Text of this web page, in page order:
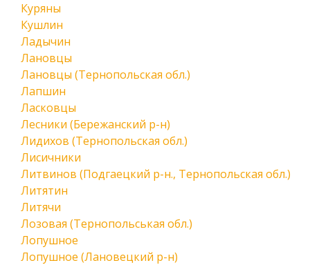
Куряны
Кушлин
Ладычин
Лановцы
Лановцы (Тернопольская обл.)
Лапшин
Ласковцы
Лесники (Бережанский р-н)
Лидихов (Тернопольская обл.)
Лисичники
Литвинов (Подгаецкий р-н., Тернопольская обл.)
Литятин
Литячи
Лозовая (Тернопольськая обл.)
Лопушное
Лопушное (Лановецкий р-н)